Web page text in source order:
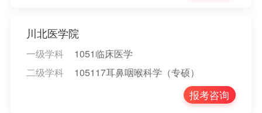
川北医学院
一级学科
1051临床医学
二级学科
105117耳鼻咽喉科学（专硕）
报考咨询